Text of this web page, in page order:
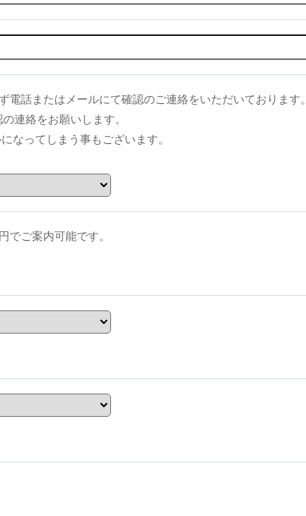
電話またはメールにて確認のご連絡をいただいております。
連絡をお願いします。
なってしまう事もございます。
ご案内可能です。